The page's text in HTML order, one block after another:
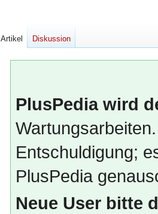
PlusPedia wird
Entschuldigung;
PlusPedia
Neue User bitte
Artikel Diskussion